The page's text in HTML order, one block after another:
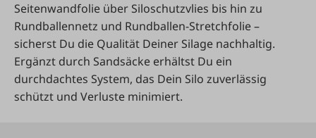
Seitenwandfolie über Siloschutzvlies bis hin zu
Rundballennetz und Rundballen-Stretchfolie –
sicherst Du die Qualität Deiner Silage nachhaltig.
Ergänzt durch Sandsäcke erhältst Du ein
durchdachtes System, das Dein Silo zuverlässig
schützt und Verluste minimiert.